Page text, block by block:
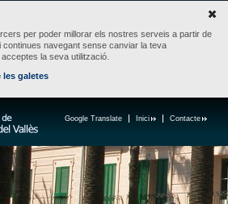
per poder millorar els nostres serveis a partir de
continues navegant sense canviar la teva
la seva utilització.
les galetes
Contacte
Inici
Google Translate